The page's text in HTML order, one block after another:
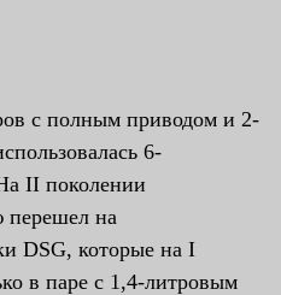
с полным приводом и 2-
6-
II поколении
перешел на
DSG, которые на I
в паре с 1,4-литровым